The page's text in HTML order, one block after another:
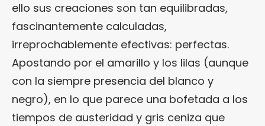
ello sus creaciones son tan equilibradas,
fascinantemente calculadas,
irreprochablemente efectivas: perfectas.
Apostando por el amarillo y los lilas (aunque
con la siempre presencia del blanco y
negro), en lo que parece una bofetada a los
tiempos de austeridad y gris ceniza que